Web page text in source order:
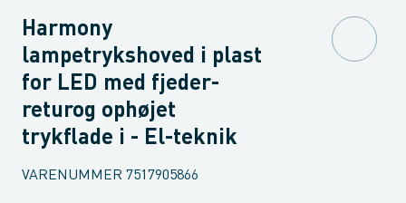
Harmony
lampetrykshoved i plast
for LED med fjeder-
returog ophøjet
trykflade i - El-teknik
VARENUMMER 7517905866